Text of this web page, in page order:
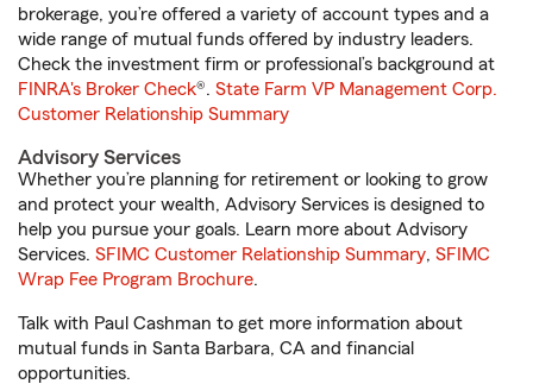
brokerage, you’re offered a variety of account types and a
wide range of mutual funds offered by industry leaders.
Check the investment firm or professional’s background at
FINRA's Broker Check®. State Farm VP Management Corp.
Customer Relationship Summary
Advisory Services
Whether you’re planning for retirement or looking to grow
and protect your wealth, Advisory Services is designed to
help you pursue your goals. Learn more about Advisory
Services. SFIMC Customer Relationship Summary, SFIMC
Wrap Fee Program Brochure.
Talk with Paul Cashman to get more information about
mutual funds in Santa Barbara, CA and financial
opportunities.